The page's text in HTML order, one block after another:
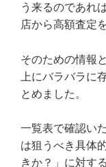
う来るのであれ
店から高額査定
そのための情報
上にバラバラに
とめました。
一覧表で確認い
は狙うべき具体
きか？」に対す